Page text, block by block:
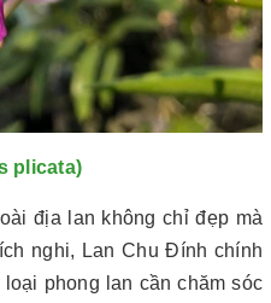
plicata)
địa lan không chỉ đẹp mà
nghi, Lan Chu Đính chính
phong lan cần chăm sóc